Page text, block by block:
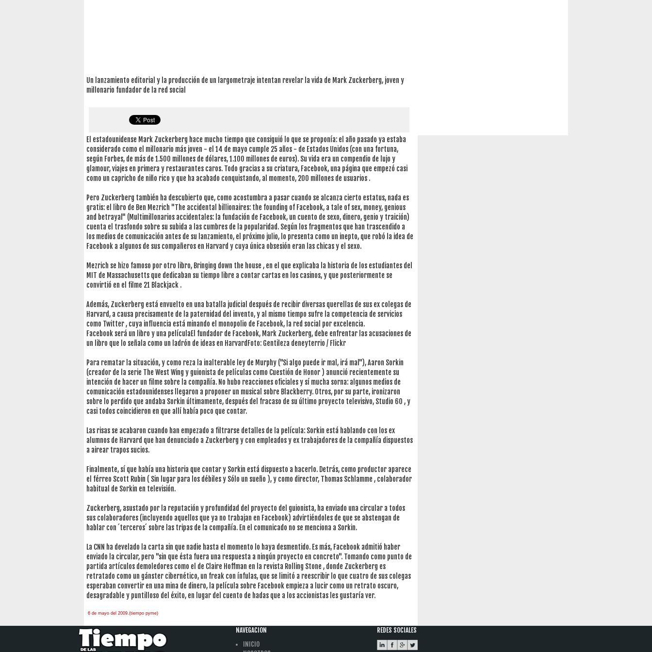
Un lanzamiento editorial y la producción de un largometraje intentan revelar la vida de Mark Zuckerberg, joven y
millonario fundador de la red social
El estadounidense Mark Zuckerberg hace mucho tiempo que consiguió lo que se proponía: el año pasado ya estaba
considerado como el millonario más joven - el 14 de mayo cumple 25 años - de Estados Unidos (con una fortuna,
según Forbes, de más de 1.500 millones de dólares, 1.100 millones de euros). Su vida era un compendio de lujo y
glamour, viajes en primera y restaurantes caros. Todo gracias a su criatura, Facebook, una página que empezó casi
como un capricho de niño rico y que ha acabado conquistando, al momento, 200 millones de usuarios .
Pero Zuckerberg también ha descubierto que, como acostumbra a pasar cuando se alcanza cierto estatus, nada es
gratis: el libro de Ben Mezrich "The accidental billionaires: the founding of Facebook, a tale of sex, money, genious
and betrayal" (Multimillonarios accidentales: la fundación de Facebook, un cuento de sexo, dinero, genio y traición)
cuenta el trasfondo sobre su subida a las cumbres de la popularidad. Según los fragmentos que han trascendido a
los medios de comunicación antes de su lanzamiento, el próximo julio, lo presenta como un inepto, que robó la idea de
Facebook a algunos de sus compañeros en Harvard y cuya única obsesión eran las chicas y el sexo.
Mezrich se hizo famoso por otro libro, Bringing down the house , en el que explicaba la historia de los estudiantes del
MIT de Massachusetts que dedicaban su tiempo libre a contar cartas en los casinos, y que posteriormente se
convirtió en el filme 21 Blackjack .
Además, Zuckerberg está envuelto en una batalla judicial después de recibir diversas querellas de sus ex colegas de
Harvard, a causa precisamente de la paternidad del invento, y al mismo tiempo sufre la competencia de servicios
como Twitter , cuya influencia está minando el monopolio de Facebook, la red social por excelencia.
Facebook será un libro y una películaEl fundador de Facebook, Mark Zuckerberg, debe enfrentar las acusaciones de
un libro que lo señala como un ladrón de ideas en HarvardFoto: Gentileza deneyterrio / Flickr
Para rematar la situación, y como reza la inalterable ley de Murphy ("Si algo puede ir mal, irá mal"), Aaron Sorkin
(creador de la serie The West Wing y guionista de películas como Cuestión de Honor ) anunció recientemente su
intención de hacer un filme sobre la compañía. No hubo reacciones oficiales y sí mucha sorna: algunos medios de
comunicación estadounidenses llegaron a proponer un musical sobre Blackberry. Otros, por su parte, ironizaron
sobre lo perdido que andaba Sorkin últimamente, después del fracaso de su último proyecto televisivo, Studio 60 , y
casi todos coincidieron en que allí había poco que contar.
Las risas se acabaron cuando han empezado a filtrarse detalles de la película: Sorkin está hablando con los ex
alumnos de Harvard que han denunciado a Zuckerberg y con empleados y ex trabajadores de la compañía dispuestos
a airear trapos sucios.
Finalmente, sí que había una historia que contar y Sorkin está dispuesto a hacerlo. Detrás, como productor aparece
el férreo Scott Rubin ( Sin lugar para los débiles y Sólo un sueño ), y como director, Thomas Schlamme , colaborador
habitual de Sorkin en televisión.
Zuckerberg, asustado por la reputación y profundidad del proyecto del guionista, ha enviado una circular a todos
sus colaboradores (incluyendo aquellos que ya no trabajan en Facebook) advirtiéndoles de que se abstengan de
hablar con ´terceros´ sobre las tripas de la compañía. En el comunicado no se menciona a Sorkin.
La CNN ha develado la carta sin que nadie hasta el momento lo haya desmentido. Es más, Facebook admitió haber
enviado la circular, pero "sin que ésta fuera una respuesta a ningún proyecto en concreto". Tomando como punto de
partida artículos demoledores como el de Claire Hoffman en la revista Rolling Stone , donde Zuckerberg es
retratado como un gánster cibernético, un freak con ínfulas, que se limitó a reescribir lo que cuatro de sus colegas
esperaban convertir en una mina de dinero, la película sobre Facebook empieza a lucir como un retrato oscuro,
desagradable y puntilloso del éxito, en lugar del cuento de hadas que a los accionistas les gustaría ver.
6 de mayo del 2009.(tiempo pyme)
NAVEGACION
INICIO
REDES SOCIALES